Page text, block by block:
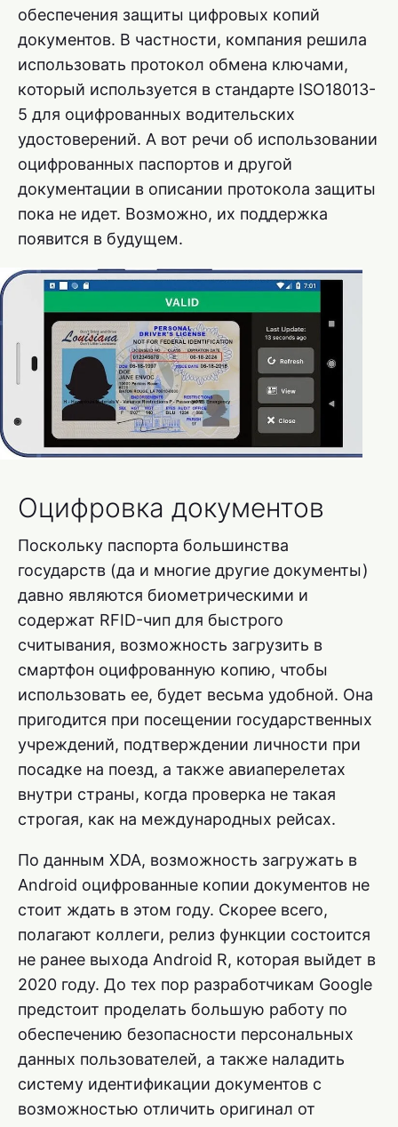
обеспечения защиты цифровых копий
документов. В частности, компания решила
использовать протокол обмена ключами,
который используется в стандарте ISO18013-
5 для оцифрованных водительских
удостоверений. А вот речи об использовании
оцифрованных паспортов и другой
документации в описании протокола защиты
пока не идет. Возможно, их поддержка
появится в будущем.
Оцифровка документов
Поскольку паспорта большинства
государств (да и многие другие документы)
давно являются биометрическими и
содержат RFID-чип для быстрого
считывания, возможность загрузить в
смартфон оцифрованную копию, чтобы
использовать ее, будет весьма удобной. Она
пригодится при посещении государственных
учреждений, подтверждении личности при
посадке на поезд, а также авиаперелетах
внутри страны, когда проверка не такая
строгая, как на международных рейсах.
По данным XDA, возможность загружать в
Android оцифрованные копии документов не
стоит ждать в этом году. Скорее всего,
полагают коллеги, релиз функции состоится
не ранее выхода Android R, которая выйдет в
2020 году. До тех пор разработчикам Google
предстоит проделать большую работу по
обеспечению безопасности персональных
данных пользователей, а также наладить
систему идентификации документов с
возможностью отличить оригинал от